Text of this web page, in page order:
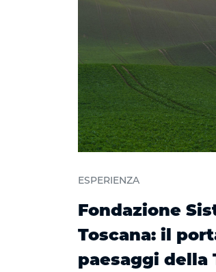
ESPERIENZA
Fondazione
Toscana: il
paesaggi della